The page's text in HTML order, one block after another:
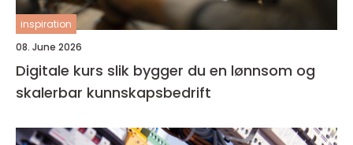
inspiration
08. June 2026
Digitale kurs slik bygger du en lønnsom og
skalerbar kunnskapsbedrift